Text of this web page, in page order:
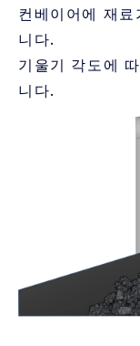
컨베이어에 재
니다.
기울기 각도에
니다.